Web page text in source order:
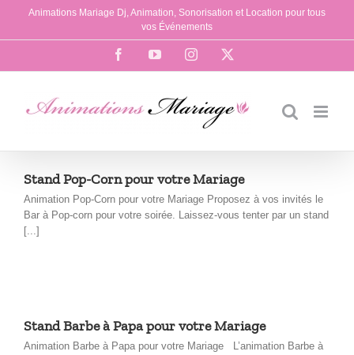
Passer
contenu
Animations Mariage Dj, Animation, Sonorisation et Location pour tous
vos Événements
FacebookYouTubeInstagram
Stand Pop-Corn pour votre Mariage
Animation Pop-Corn pour votre Mariage Proposez à vos invités le
Bar à Pop-corn pour votre soirée. Laissez-vous tenter par un stand
[...]
Stand Barbe à Papa pour votre Mariage
Animation Barbe à Papa pour votre Mariage L’animation Barbe à